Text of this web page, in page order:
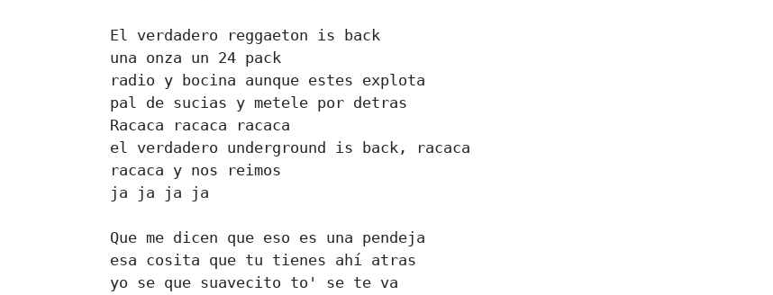
El verdadero reggaeton is back
una onza un 24 pack
radio y bocina aunque estes explota
pal de sucias y metele por detras
Racaca racaca racaca
el verdadero underground is back, racaca
racaca y nos reimos
ja ja ja ja
Que me dicen que eso es una pendeja
esa cosita que tu tienes ahí atras
yo se que suavecito to' se te va